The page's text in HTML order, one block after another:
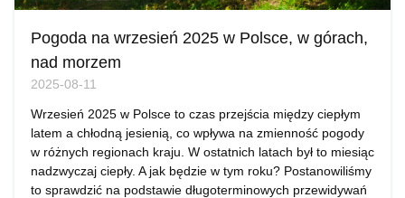
Pogoda na wrzesień 2025 w Polsce, w górach,
nad morzem
2025-08-11
Wrzesień 2025 w Polsce to czas przejścia między ciepłym
latem a chłodną jesienią, co wpływa na zmienność pogody
w różnych regionach kraju. W ostatnich latach był to miesiąc
nadzwyczaj ciepły. A jak będzie w tym roku? Postanowiliśmy
to sprawdzić na podstawie długoterminowych przewidywań